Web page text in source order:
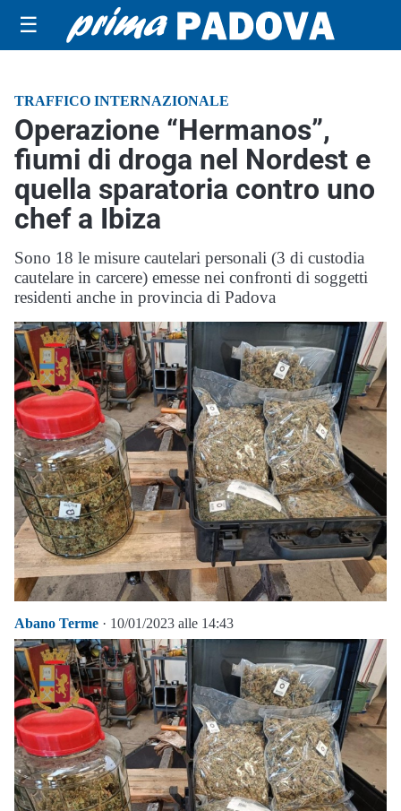
☰
TRAFFICO INTERNAZIONALE
Operazione “Hermanos”,
fiumi di droga nel Nordest e
quella sparatoria contro uno
chef a Ibiza
Sono 18 le misure cautelari personali (3 di custodia
cautelare in carcere) emesse nei confronti di soggetti
residenti anche in provincia di Padova
Abano Terme · 10/01/2023 alle 14:43